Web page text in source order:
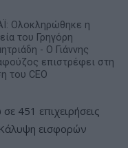
Ολοκληρώθηκε η
του Γρηγόρη
- Ο Γιάννης
επιστρέφει στη
του CEO